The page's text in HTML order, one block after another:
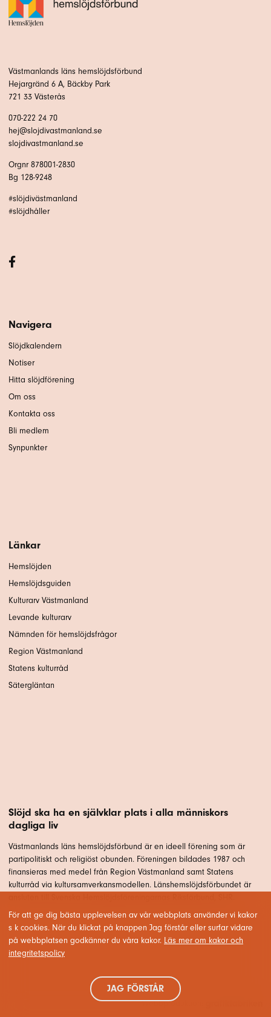
Västmanlands läns hemslöjdsförbund
Hejargränd 6 A, Bäckby Park
721 33 Västerås
070-222 24 70
hej@slojdivastmanland.se
slojdivastmanland.se
Orgnr 878001-2830
Bg 128-9248
#slöjdivästmanland
#slöjdhåller
Navigera
Slöjdkalendern
Notiser
Hitta slöjdförening
Om oss
Kontakta oss
Bli medlem
Synpunkter
Länkar
Hemslöjden
Hemslöjdsguiden
Kulturarv Västmanland
Levande kulturarv
Nämnden för hemslöjdsfrågor
Region Västmanland
Statens kulturråd
Sätergläntan
Slöjd ska ha en självklar plats i alla människors
dagliga liv
Västmanlands läns hemslöjdsförbund är en ideell förening som är
partipolitiskt och religiöst obunden. Föreningen bildades 1987 och
finansieras med medel från Region Västmanland samt Statens
kulturråd via kultursamverkansmodellen. Länshemslöjdsförbundet är
Webbproduktion:
För att ge dig bästa upplevelsen av vår webbplats använder vi kakor
s k cookies. När du klickat på knappen Jag förstår eller surfar vidare
på webbplatsen godkänner du våra kakor. Läs mer om kakor och
integritetspolicy
JAG FÖRSTÅR